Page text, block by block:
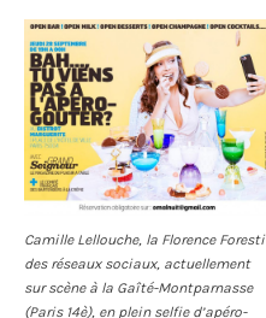
Camille Lellouche, la Florence Foresti
des réseaux sociaux, actuellement
sur scène à la Gaîté-Montparnasse
(Paris 14è), en plein selfie d’apéro-